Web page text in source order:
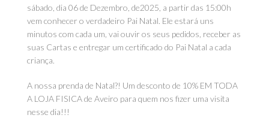
sábado, dia 06 de Dezembro, de2025, a partir das 15:00h
vem conhecer o verdadeiro Pai Natal. Ele estará uns
minutos com cada um, vai ouvir os seus pedidos, receber as
suas Cartas e entregar um certificado do Pai Natal a cada
criança.
A nossa prenda de Natal?! Um desconto de 10% EM TODA
A LOJA FISICA de Aveiro para quem nos fizer uma visita
nesse dia!!!